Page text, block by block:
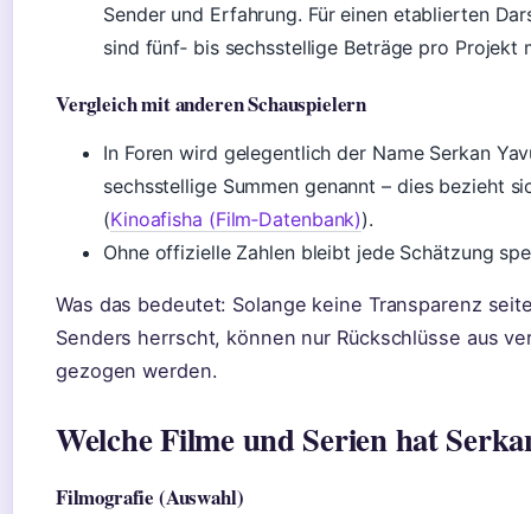
Sender und Erfahrung. Für einen etablierten
sind fünf‑ bis sechsstellige Beträge pro Projekt
Vergleich mit anderen Schauspielern
In Foren wird gelegentlich der Name Serkan
sechsstellige Summen genannt – dies bezieht
(Kinoafisha (Film‑Datenbank)).
Ohne offizielle Zahlen bleibt jede Schätzung
Was das bedeutet: Solange keine Transparenz
Senders herrscht, können nur Rückschlüsse aus
gezogen werden.
Welche Filme und Serien hat
Filmografie (Auswahl)